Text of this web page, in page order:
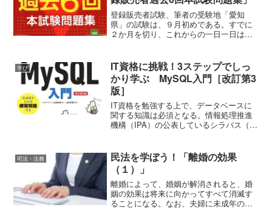
登録販売者試験、筆者の受験地「愛知
県」の試験は、９月初めである。すでに
２か月を切り、これからの一日一日は、
める頃合いだろう。そんな筆者が手に取
ったのが、今回ご紹介する「...
学び
IT資格に挑戦！3ステップでしっ
かり学ぶ MySQL入門［改訂第3
版］
IT資格を勉強する上で、データベースに
関する知識は必須となる。情報処理推進
機構（IPA）の公表しているシラバス（試
の通り扱われる。（↓IPAのWebサイトの
pdfファイル...
司法・法務
民法を学ぼう！「離婚の効果
（１）」
離婚によって、婚姻が解消されると、婚
姻の効果は将来に向かってすべて消滅す
ることになる。なお、夫婦に未成年の子